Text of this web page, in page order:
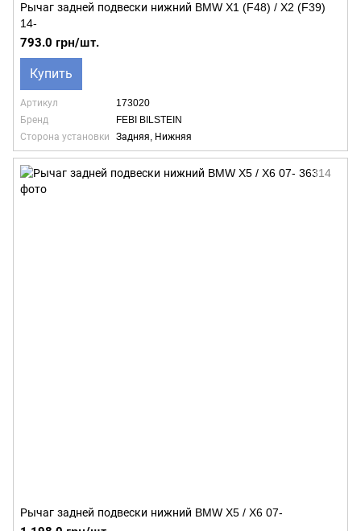
Рычаг задней подвески нижний BMW X1 (F48) / X2 (F39)
14-
793.0 грн/шт.
Купить
Артикул
173020
Бренд
FEBI BILSTEIN
Сторона установки
Задняя, Нижняя
Рычаг задней подвески нижний BMW X5 / X6 07-